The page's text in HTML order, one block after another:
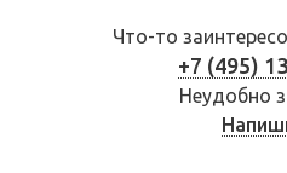
Что-то
+7 (495)
Неудобно